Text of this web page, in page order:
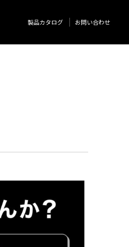
製品カタログ お問い合わせ